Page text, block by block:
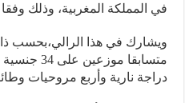
المغربية، وذلك وفقا لوكالة
نارية وأربع مروحيات وطائرة .